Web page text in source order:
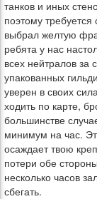
танков и иных
поэтому
выбрал желтую
ребята у нас
всех нейтралов за
упакованных
уверен в своих
ходить по карте,
большинстве
минимум на час.
осаждает твою
потери обе
несколько часов
сбегать.